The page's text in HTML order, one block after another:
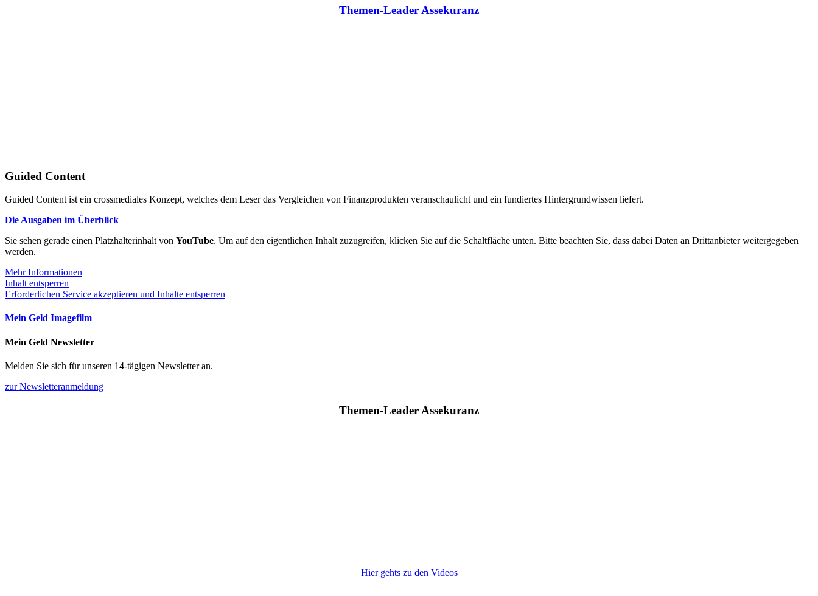
Themen-Leader Assekuranz
Guided Content
Guided Content ist ein crossmediales Konzept, welches dem Leser das Vergleichen von Finanzprodukten veranschaulicht und ein fundiertes Hintergrundwissen liefert.
Die Ausgaben im Überblick
Sie sehen gerade einen Platzhalterinhalt von YouTube. Um auf den eigentlichen Inhalt zuzugreifen, klicken Sie auf die Schaltfläche unten. Bitte beachten Sie, dass dabei Daten an Drittanbieter weitergegeben
werden.
Mehr Informationen
Inhalt entsperren
Erforderlichen Service akzeptieren und Inhalte entsperren
Mein Geld Imagefilm
Mein Geld Newsletter
Melden Sie sich für unseren 14-tägigen Newsletter an.
zur Newsletteranmeldung
Themen-Leader Assekuranz
Hier gehts zu den Videos